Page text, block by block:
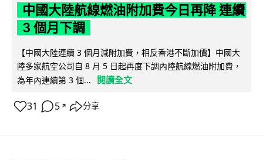
中國大陸航線燃油附加費今日再降 連續
3 個月下調
【中國大陸連續 3 個月減附加費，相反香港不斷加價】中國大
陸多家航空公司自 8 月 5 日起再度下調內陸航線燃油附加費，
為年內連續第 3 個...
閱讀全文
31 5 ↗ 分享